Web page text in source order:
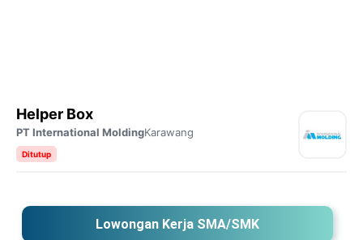
Helper Box
PT International MoldingKarawang
Ditutup
Lowongan Kerja SMA/SMK